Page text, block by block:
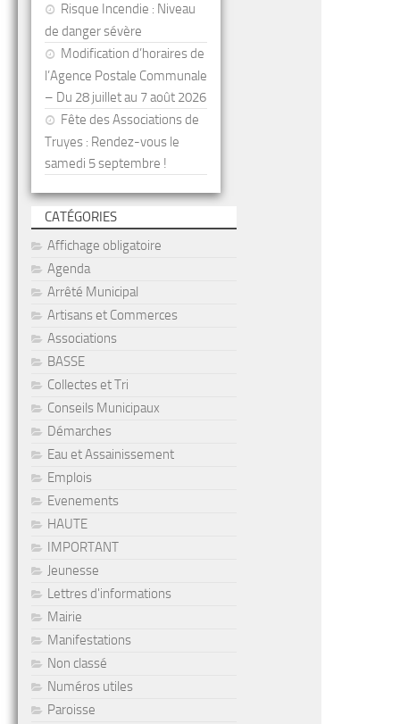
Risque Incendie : Niveau
de danger sévère
Modification d’horaires de
l’Agence Postale Communale
– Du 28 juillet au 7 août 2026
Fête des Associations de
Truyes : Rendez-vous le
samedi 5 septembre !
CATÉGORIES
Affichage obligatoire
Agenda
Arrêté Municipal
Artisans et Commerces
Associations
BASSE
Collectes et Tri
Conseils Municipaux
Démarches
Eau et Assainissement
Emplois
Evenements
HAUTE
IMPORTANT
Jeunesse
Lettres d'informations
Mairie
Manifestations
Non classé
Numéros utiles
Paroisse